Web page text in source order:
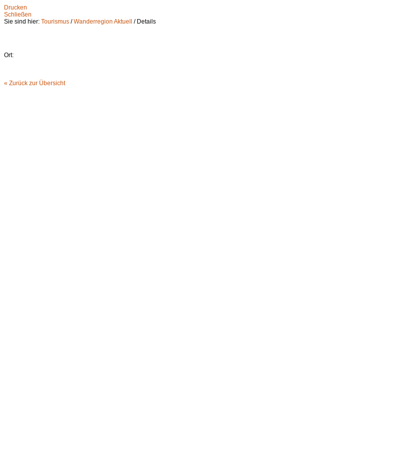
Drucken
Schließen
Sie sind hier: Tourismus /Wanderregion Aktuell / Details
Ort:
« Zurück zur Übersicht